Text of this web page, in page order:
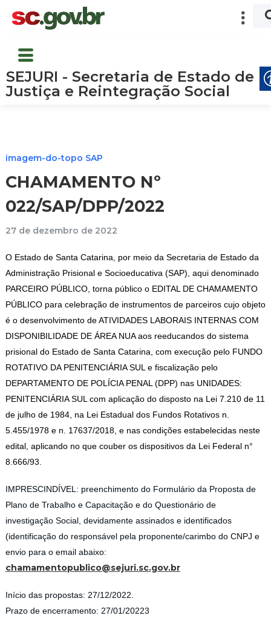
SEJURI - Secretaria de Estado de
Justiça e Reintegração Social
imagem-do-topo SAP
CHAMAMENTO Nº
022/SAP/DPP/2022
27 de dezembro de 2022
O Estado de Santa Catarina, por meio da Secretaria de Estado da
Administração Prisional e Socioeducativa (SAP), aqui denominado
PARCEIRO PÚBLICO, torna público o EDITAL DE CHAMAMENTO
PÚBLICO para celebração de instrumentos de parceiros cujo objeto
é o desenvolvimento de ATIVIDADES LABORAIS INTERNAS COM
DISPONIBILIDADE DE ÁREA NUA aos reeducandos do sistema
prisional do Estado de Santa Catarina, com execução pelo FUNDO
ROTATIVO DA PENITENCIÁRIA SUL e fiscalização pelo
DEPARTAMENTO DE POLÍCIA PENAL (DPP) nas UNIDADES:
PENITENCIÁRIA SUL com aplicação do disposto na Lei 7.210 de 11
de julho de 1984, na Lei Estadual dos Fundos Rotativos n.
5.455/1978 e n. 17637/2018, e nas condições estabelecidas neste
edital, aplicando no que couber os dispositivos da Lei Federal n°
8.666/93.
IMPRESCINDÍVEL: preenchimento do Formulário da Proposta de
Plano de Trabalho e Capacitação e do Questionário de
investigação Social, devidamente assinados e identificados
(identificação do responsável pela proponente/carimbo do CNPJ e
envio para o email abaixo:
chamamentopublico@sejuri.sc.gov.br
Início das propostas: 27/12/2022.
Prazo de encerramento: 27/01/20223